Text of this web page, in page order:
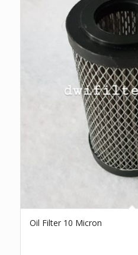
Oil Filter 10 Micron